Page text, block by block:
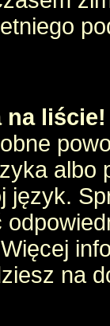
na liście!
albo
język.
na